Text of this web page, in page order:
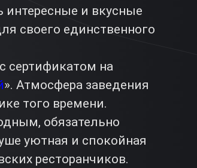
интересные и вкусные
своего единственного
сертификатом на
». Атмосфера заведения
того времени.
обязательно
уютная и спокойная
ресторанчиков.